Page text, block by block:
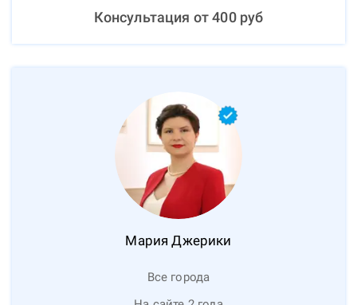
Консультация от400руб
Мария Джерики
Все города